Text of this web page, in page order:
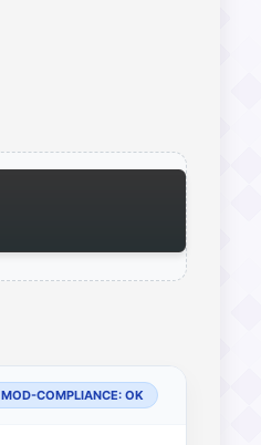
MOD-COMPLIANCE: OK